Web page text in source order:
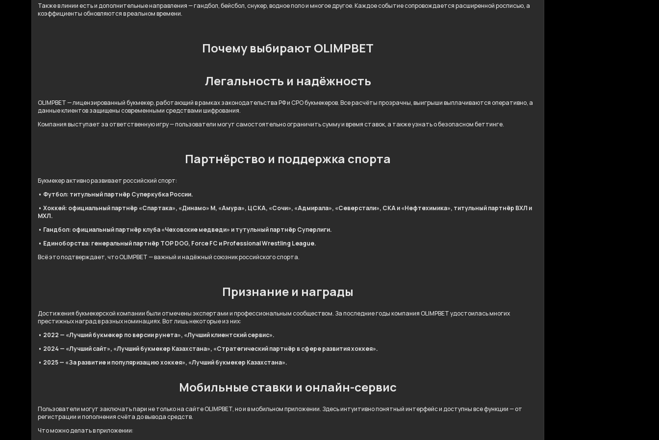
Также в линии есть и дополнительные направления — гандбол, бейсбол, снукер, водное поло и многое другое. Каждое событие сопровождается расширенной росписью, а
коэффициенты обновляются в реальном времени.
Почему выбирают OLIMPBET
Легальность и надёжность
OLIMPBET — лицензированный букмекер, работающий в рамках законодательства РФ и СРО букмекеров. Все расчёты прозрачны, выигрыши выплачиваются оперативно, а
данные клиентов защищены современными средствами шифрования.
Компания выступает за ответственную игру — пользователи могут самостоятельно ограничить сумму и время ставок, а также узнать о безопасном беттинге.
Партнёрство и поддержка спорта
Букмекер активно развивает российский спорт:
• Футбол: титульный партнёр Суперкубка России.
• Хоккей: официальный партнёр «Спартака», «Динамо» М, «Амура», ЦСКА, «Сочи», «Адмирала», «Северстали», СКА и «Нефтехимика», титульный партнёр ВХЛ и
МХЛ.
• Гандбол: официальный партнёр клуба «Чеховские медведи» и тутульный партнёр Суперлиги.
• Единоборства: генеральный партнёр TOP DOG, Force FC и Professional Wrestling League.
Всё это подтверждает, что OLIMPBET — важный и надёжный союзник российского спорта.
Признание и награды
Достижения букмекерской компании были отмечены экспертами и профессиональным сообществом. За последние годы компания OLIMPBET удостоилась многих
престижных наград в разных номинациях. Вот лишь некоторые из них:
• 2022 — «Лучший букмекер по версии рунета», «Лучший клиентский сервис».
• 2024 — «Лучший сайт», «Лучший букмекер Казахстана», «Стратегический партнёр в сфере развития хоккея».
• 2025 — «За развитие и популяризацию хоккея», «Лучший букмекер Казахстана».
Мобильные ставки и онлайн-сервис
Пользователи могут заключать пари не только на сайте OLIMPBET, но и в мобильном приложении. Здесь интуитивно понятный интерфейс и доступны все функции — от
регистрации и пополнения счёта до вывода средств.
Что можно делать в приложении: